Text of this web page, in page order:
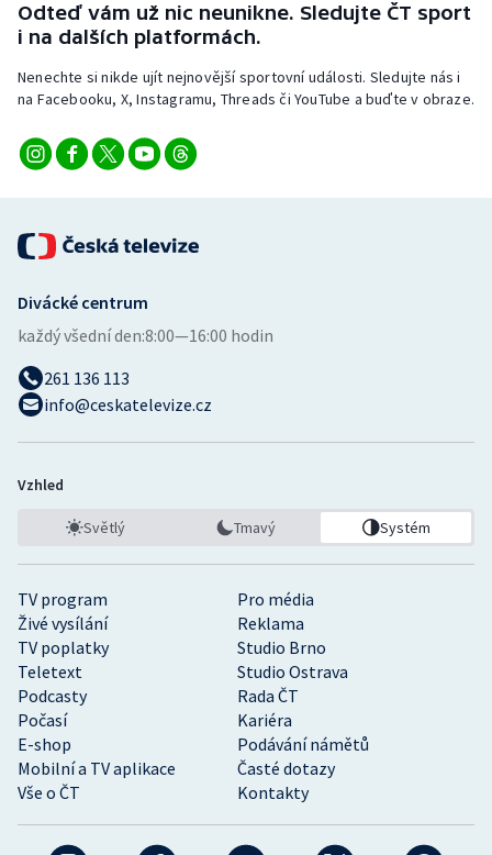
Odteď vám už nic neunikne. Sledujte ČT sport
i na dalších platformách.
Nenechte si nikde ujít nejnovější sportovní události. Sledujte nás i
na Facebooku, X, Instagramu, Threads či YouTube a buďte v obraze.
TV program
Pro média
Živé vysílání
Reklama
TV poplatky
Studio Brno
Teletext
Studio Ostrava
Podcasty
Rada ČT
Počasí
Kariéra
E-shop
Podávání námětů
Mobilní a TV aplikace
Časté dotazy
Vše o ČT
Kontakty
Divácké centrum
každý všední den:8:00—16:00 hodin
261 136 113
info@ceskatelevize.cz
Vzhled
Světlý Tmavý Systém